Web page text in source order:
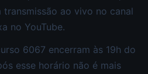
transmissão ao vivo no canal
no YouTube.
6067 encerram às 19h do
esse horário não é mais